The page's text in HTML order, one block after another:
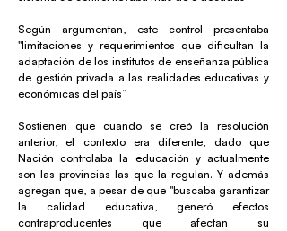
Según argumentan, este control presentaba
"limitaciones y requerimientos que dificultan la
adaptación de los institutos de enseñanza pública
de gestión privada a las realidades educativas y
económicas del país”
Sostienen que cuando se creó la resolución
anterior, el contexto era diferente, dado que
Nación controlaba la educación y actualmente
son las provincias las que la regulan. Y además
agregan que, a pesar de que "buscaba garantizar
la calidad educativa, generó efectos
contraproducentes que afectan su